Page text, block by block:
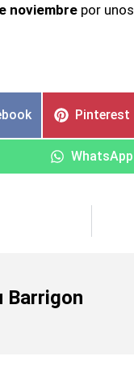
noviembre por unos
Pinterest
WhatsApp
Barrigon